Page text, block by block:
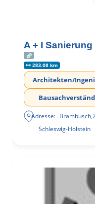
A + I
283.08 km
Architekten/
Adresse: Brambusch,
Schleswig-Holstein